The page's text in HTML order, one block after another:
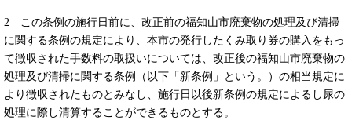
2 この条例の施行日前に、改正前の福知山市廃棄物の処理及び清掃
に関する条例の規定により、本市の発行したくみ取り券の購入をもっ
て徴収された手数料の取扱いについては、改正後の福知山市廃棄物の
処理及び清掃に関する条例（以下「新条例」という。）の相当規定に
より徴収されたものとみなし、施行日以後新条例の規定によるし尿の
処理に際し清算することができるものとする。